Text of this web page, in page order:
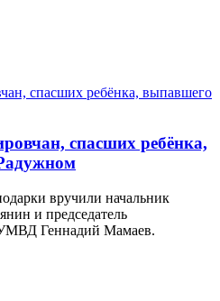
спасших ребёнка,
вручили начальник
и председатель
Геннадий Мамаев.